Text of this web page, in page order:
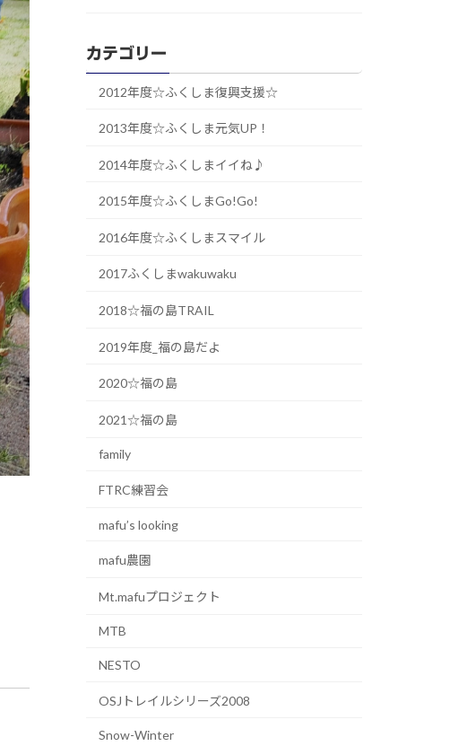
カテゴリー
2012年度☆ふくしま復興支援☆
2013年度☆ふくしま元気UP！
2014年度☆ふくしまイイね♪
2015年度☆ふくしまGo!Go!
2016年度☆ふくしまスマイル
2017ふくしまwakuwaku
2018☆福の島TRAIL
2019年度_福の島だよ
2020☆福の島
2021☆福の島
family
FTRC練習会
mafu’s looking
mafu農園
Mt.mafuプロジェクト
MTB
NESTO
OSJトレイルシリーズ2008
Snow-Winter